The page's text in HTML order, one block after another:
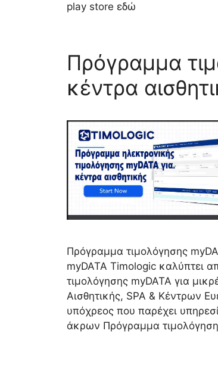
play store εδώ
Πρόγραμμα
κέντρα
Πρόγραμμα τιμολόγησης
myDATA Timologic καλύπτει
τιμολόγησης myDATA για
Αισθητικής, SPA & Κέντρων
υπόχρεος που παρέχει
άκρων Πρόγραμμα